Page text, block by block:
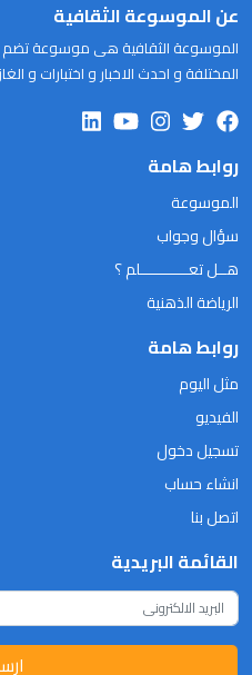
عن الموسوعة الثقافية
الموسوعة الثقافية هى موسوعة تضم
المختلفة و احدث الاخبار و اختبارات و
روابط هامة
الموسوعة
سؤال وجواب
هــل تعـــــــــــلم ؟
الرياضة الذهنية
روابط هامة
مثل اليوم
الفيديو
تسجيل دخول
انشاء حساب
اتصل بنا
القائمة البريدية